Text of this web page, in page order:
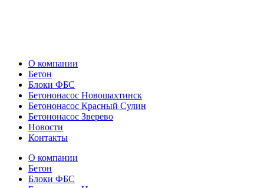
О компании
Бетон
Блоки ФБС
Бетононасос Новошахтинск
Бетононасос Красный Сулин
Бетононасос Зверево
Новости
Контакты
О компании
Бетон
Блоки ФБС